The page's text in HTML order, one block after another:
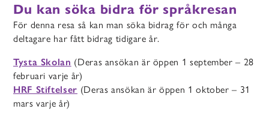
Du kan söka bidra för språkresan
För denna resa så kan man söka bidrag för och många
deltagare har fått bidrag tidigare år.
Tysta Skolan (Deras ansökan är öppen 1 september – 28
februari varje år)
HRF Stiftelser (Deras ansökan är öppen 1 oktober – 31
mars varje år)